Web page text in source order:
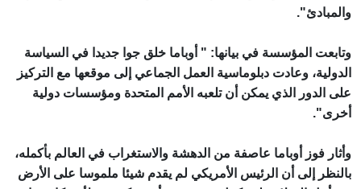
والمبادئ".
وتابعت المؤسسة في بيانها: " أوباما خلق جوا جديدا في السياسة
الدولية، وعادت دبلوماسية العمل الجماعي إلى موقعها مع التركيز
على الدور الذي يمكن أن تلعبه الأمم المتحدة ومؤسسات دولية
أخرى".
وأثار فوز أوباما عاصفة من الدهشة والاستغراب في العالم بأكمله،
بالنظر إلى أن الرئيس الأمريكي لم يقدم شيئا ملموسا على الأرض